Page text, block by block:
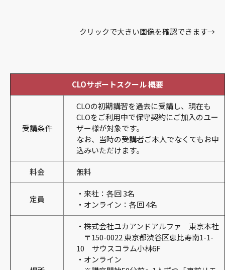
クリックで大きい画像を確認できます→
CLOサポートスクール 概要
受講条件
CLOの初期講習を過去に受講し、現在も
CLOをご利用中で保守契約にご加入のユー
ザー様が対象です。
なお、当時の受講者ご本人でなくてもお申
込みいただけます。
料金 無料
定員
・来社：各回 3名
・オンライン：各回 4名
・株式会社ユカアンドアルファ 東京本社
〒150-0022 東京都渋谷区恵比寿南1-1-
10 サウスコラム小林6F
・オンライン